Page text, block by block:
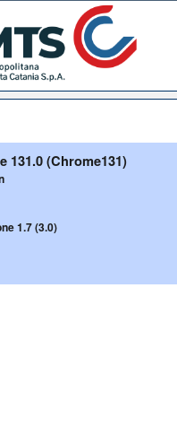
131.0 (Chrome131)
1.7 (3.0)